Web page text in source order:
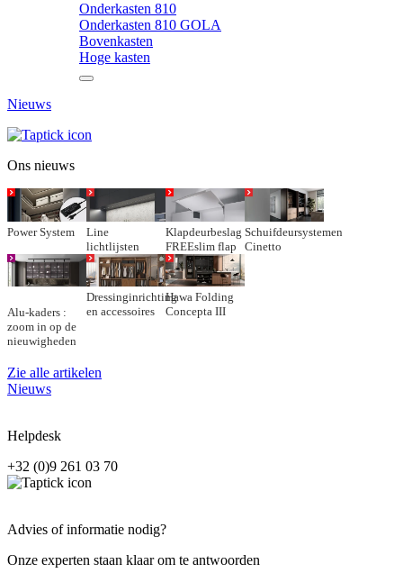
Onderkasten 810
Onderkasten 810 GOLA
Bovenkasten
Hoge kasten
Nieuws
Ons nieuws
Power System
Line
lichtlijsten
Klapdeurbeslag
FREEslim flap
Schuifdeursystemen
Cinetto
Alu-kaders :
zoom in op de
nieuwigheden
Dressinginrichting
en accessoires
Hawa Folding
Concepta III
Zie alle artikelen
Nieuws
Helpdesk
+32 (0)9 261 03 70
Advies of informatie nodig?
Onze experten staan klaar om te antwoorden